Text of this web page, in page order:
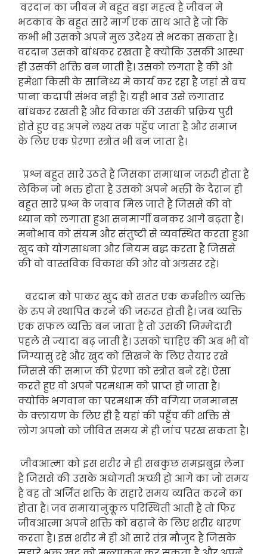
वरदान का जीवन मे बहुत बड़ा महत्व है जीवन मे
भटकाव के बहुत सारे मार्ग एक साथ आते है जो कि
कभी भी उसको अपने मुल उदेश्य से भटका सकता है।
वरदान उसको बांधकर रखता है क्योकि उसकी आस्था
ही उसकी शक्ति बन जाती है। उसको लगता है की ओ
हमेशा किसी के सानिध्य मे कार्य कर रहा है जहां से बच
पाना कदापी संभव नही है। यही भाव उसे लगातार
बांधकर रखती है और विकाश की उसकी प्रक्रिय पुरी
होते हुए वह अपने लक्ष्य तक पहुँच जाता है और समाज
के लिए एक प्रेरणा स्त्रोत भी बन जाता है।
प्रश्न बहुत सारे उठते है जिसका समाधान जरुरी होता है
लेकिन जो भक्त होता है उसको अपने भक्ती के दैरान ही
बहुत सारे प्रश्न के जवाव मिल जाते है जिससे की वो
ध्यान को लगाता हुआ सनमार्गी बनकर आगे बढ़ता है।
मनोभाव को संयम और संतुष्टी से व्यवस्थित करता हुआ
खुद को योगसाधना और नियम बद्ध करता है जिससे
की वो वास्तविक विकाश की ओर वो अग्रसर रहे।
वरदान को पाकर खुद को सतत एक कर्मशील व्यक्ति
के रुप मे स्थापित करने की जरुरत होती है। जब व्यक्ति
एक सफल व्यक्ति बन जाता है तो उसकी जिम्मेदारी
पहले से ज्यादा बढ़ जाती है। उसको चाहिए की अब भी वो
जिग्यासु रहे और खुद को सिखने के लिए तैयार रखे
जिससे की समाज की प्रेरणा को स्त्रोत बने रहे। ऐसा
करते हुए वो अपने परमधाम को प्राप्त हो जाता है।
क्योकि भगवान का परमधाम की वगिया जनमानस
के क्लायण के लिए ही है यहां की पहुँच की शक्ति से
लोग अपनो को जीवित समय मे ही जांच परख सकता है।
जीवआत्मा को इस शरीर मे ही सबकुछ समझबुझ लेना
है जिससे की उसके अधोगती अच्छी हो आगे का जो समय
है वह तो अर्जित शक्ति के सहारे समय व्यतित करने का
होता है। जव समायानुकूल परिस्थिती आती है तो फिर
जीवआत्मा अपने शक्ति को बढ़ाने के लिए शरीर धारण
करता है। इस शरीर मे ही ओ सारे तंत्र मौजुद है जिसके